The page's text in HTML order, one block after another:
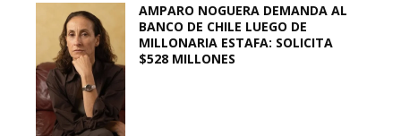
AMPARO NOGUERA DEMANDA AL
BANCO DE CHILE LUEGO DE
MILLONARIA ESTAFA: SOLICITA
$528 MILLONES